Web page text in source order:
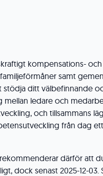
kompensations-
samt
stödja ditt välbefinnande
ledare och
och tillsammans
från dag
därför att
dock senast 2025-12-03.